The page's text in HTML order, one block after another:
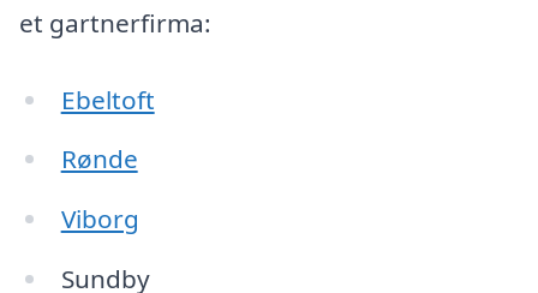
et gartnerfirma:
Ebeltoft
Rønde
Viborg
Sundby